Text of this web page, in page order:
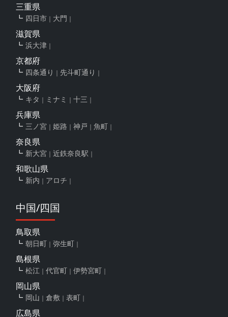
三重県
四日市 大門
滋賀県
浜大津
京都府
四条通り 先斗町通り
大阪府
キタ ミナミ 十三
兵庫県
三ノ宮 姫路 神戸 魚町
奈良県
新大宮 近鉄奈良駅
和歌山県
新内 アロチ
中国/四国
鳥取県
朝日町 弥生町
島根県
松江 代官町 伊勢宮町
岡山県
岡山 倉敷 表町
広島県